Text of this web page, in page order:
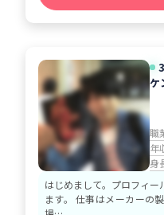
ケ
職
年
身
はじめまして。プロフィ
ます。 仕事はメーカーの製造業です。職場は男性ばかりの職